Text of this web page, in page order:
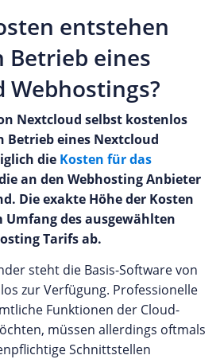
entstehen
Betrieb eines
Webhostings?
Nextcloud selbst kostenlos
Betrieb eines Nextcloud
die Kosten für das
an den Webhosting Anbieter
Die exakte Höhe der Kosten
Umfang des ausgewählten
Tarifs ab.
steht die Basis-Software von
zur Verfügung. Professionelle
Funktionen der Cloud-
müssen allerdings oftmals
Schnittstellen